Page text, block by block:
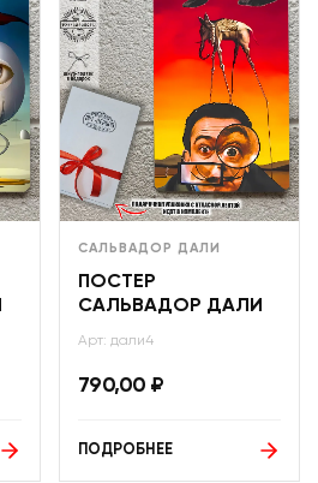
САЛЬВАДОР ДАЛИ
ПОСТЕР
САЛЬВАДОР ДАЛИ
Арт: дали4
790,00 ₽
ПОДРОБНЕЕ